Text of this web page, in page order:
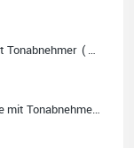
Westerngitarre Dimavery Rot mit Tonabnehmer ( Service Preis inkl. Werkstatt Service )
Westerngitarre Ovation Applause mit Tonabnehmer ( Service Preis inkl. Werkstatt Service )